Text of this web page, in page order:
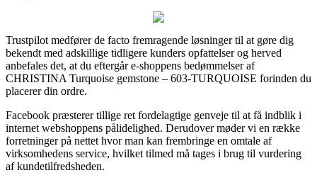
Trustpilot medfører de facto fremragende løsninger til at gøre dig
bekendt med adskillige tidligere kunders opfattelser og herved
anbefales det, at du eftergår e-shoppens bedømmelser af
CHRISTINA Turquoise gemstone – 603-TURQUOISE forinden du
placerer din ordre.
Facebook præsterer tillige ret fordelagtige genveje til at få indblik i
internet webshoppens pålidelighed. Derudover møder vi en række
forretninger på nettet hvor man kan frembringe en omtale af
virksomhedens service, hvilket tilmed må tages i brug til vurdering
af kundetilfredsheden.